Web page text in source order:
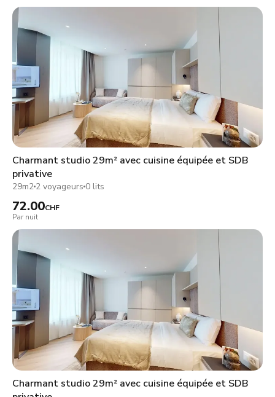
Charmant studio 29m² avec cuisine équipée et SDB
privative
29m2 2 voyageurs 0 lits
72.00CHF
Par nuit
Charmant studio 29m² avec cuisine équipée et SDB